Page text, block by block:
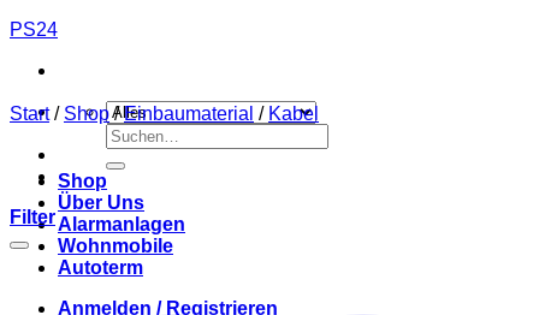
PS24
Suchen
nach:
Shop
Über Uns
Alarmanlagen
Wohnmobile
Autoterm
Anmelden / Registrieren
Start / Shop / Einbaumaterial / Kabel
Filter